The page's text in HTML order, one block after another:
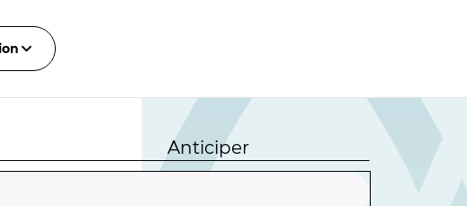
Anticiper